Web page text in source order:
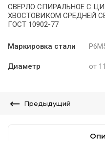
СВЕРЛО СПИРАЛЬНОЕ С
ХВОСТОВИКОМ СРЕДНЕЙ
ГОСТ 10902-77
Маркировка стали
Диаметр от
Предыдущий